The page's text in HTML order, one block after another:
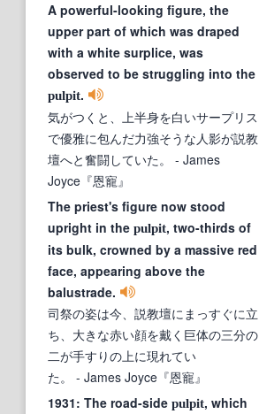
A powerful-looking figure, the
upper part of which was draped
with a white surplice, was
observed to be struggling into the
pulpit.
気がつくと、上半身を白いサープリス
で優雅に包んだ力強そうな人影が説教
壇へと奮闘していた。
- James
Joyce『恩寵』
The priest's figure now stood
upright in the pulpit, two-thirds of
its bulk, crowned by a massive red
face, appearing above the
balustrade.
司祭の姿は今、説教壇にまっすぐに立
ち、大きな赤い顔を戴く巨体の三分の
二が手すりの上に現れてい
た。
- James Joyce『恩寵』
1931: The road-side pulpit, which